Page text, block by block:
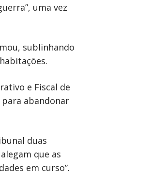
uma vez
sublinhando
e Fiscal de
abandonar
duas
que as
em curso”.